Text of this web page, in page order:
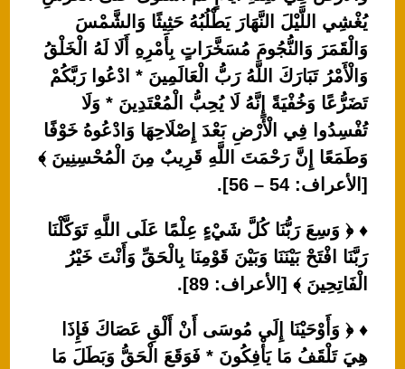
يُغْشِي اللَّيْلَ النَّهَارَ يَطْلُبُهُ حَثِيثًا وَالشَّمْسَ
وَالْقَمَرَ وَالنُّجُومَ مُسَخَّرَاتٍ بِأَمْرِهِ أَلَا لَهُ الْخَلْقُ
وَالْأَمْرُ تَبَارَكَ اللَّهُ رَبُّ الْعَالَمِينَ * ادْعُوا رَبَّكُمْ
تَضَرُّعًا وَخُفْيَةً إِنَّهُ لَا يُحِبُّ الْمُعْتَدِينَ * وَلَا
تُفْسِدُوا فِي الْأَرْضِ بَعْدَ إِصْلَاحِهَا وَادْعُوهُ خَوْفًا
وَطَمَعًا إِنَّ رَحْمَتَ اللَّهِ قَرِيبٌ مِنَ الْمُحْسِنِينَ ﴾
[الأعراف: 54 – 56].
♦ ﴿ وَسِعَ رَبُّنَا كُلَّ شَيْءٍ عِلْمًا عَلَى اللَّهِ تَوَكَّلْنَا
رَبَّنَا افْتَحْ بَيْنَنَا وَبَيْنَ قَوْمِنَا بِالْحَقِّ وَأَنْتَ خَيْرُ
الْفَاتِحِينَ ﴾ [الأعراف: 89].
♦ ﴿ وَأَوْحَيْنَا إِلَى مُوسَى أَنْ أَلْقِ عَصَاكَ فَإِذَا
هِيَ تَلْقَفُ مَا يَأْفِكُونَ * فَوَقَعَ الْحَقُّ وَبَطَلَ مَا